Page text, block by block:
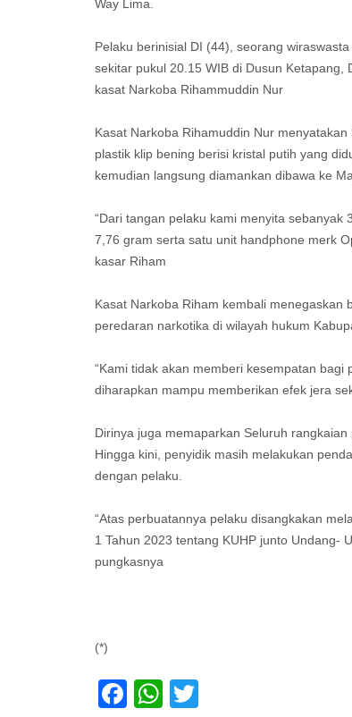
Way Lima.
Pelaku berinisial DI (44), seorang
sekitar pukul 20.15 WIB di Dusun Ketapang,
kasat Narkoba Rihammuddin Nur
Kasat Narkoba Rihamuddin Nur
plastik klip bening berisi kristal putih yang
kemudian langsung diamankan dibawa ke
“Dari tangan pelaku kami menyita
7,76 gram serta satu unit handphone merk
kasar Riham
Kasat Narkoba Riham kembali
peredaran narkotika di wilayah hukum
“Kami tidak akan memberi kesempatan
diharapkan mampu memberikan efek jera
Dirinya juga memaparkan Seluruh
Hingga kini, penyidik masih melakukan
dengan pelaku.
“Atas perbuatannya pelaku disangkakan
1 Tahun 2023 tentang KUHP junto Undang-
pungkasnya
(*)
Facebook
WhatsApp